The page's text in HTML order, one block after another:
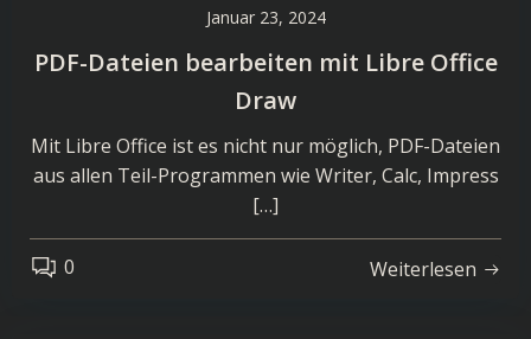
Januar 23, 2024
PDF-Dateien bearbeiten mit Libre Office
Draw
Mit Libre Office ist es nicht nur möglich, PDF-Dateien
aus allen Teil-Programmen wie Writer, Calc, Impress
[…]
0 Weiterlesen